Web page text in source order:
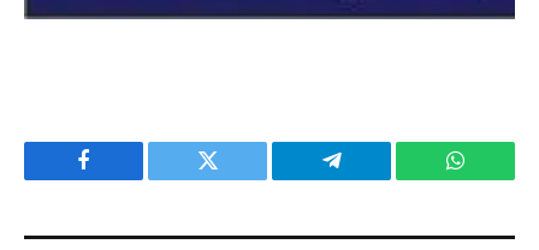
Facebook Twitter Telegram